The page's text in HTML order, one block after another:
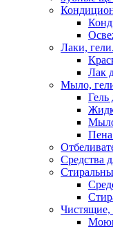
Лаки,
Лак
Мыло,
Гель
Пена
Средства
Чистящие,